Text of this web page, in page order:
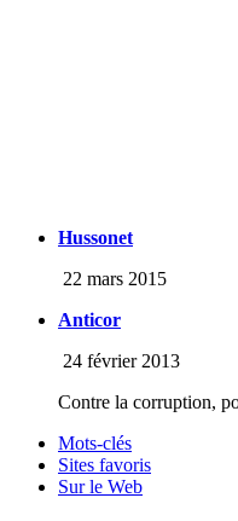
Hussonet
22 mars 2015
Anticor
24 février 2013
Contre la corruption,
Mots-clés
Sites favoris
Sur le Web